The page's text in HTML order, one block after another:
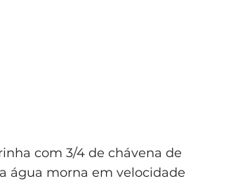
com 3/4 de chávena de
água morna em velocidade